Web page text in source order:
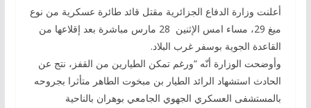
أعلنت وزارة الدفاع الجزائرية مقتل قائد طائرة عسكرية من نوع
ميغ 29، مساء امس الإثنين 28 مارس مباشرة بعد إقلاعها من
القاعدة الجوية بوسفر غرب البلاد.
وأوضحت الوزارة أنّه “ورغم تمكن الطيارين من القفز، نتج عن
الحادث استشهاد الرائد الطيار بن مبخوت الطاهر متأثرا بجروحه
بالمستشفى العسكري الجهوي الجامعي بوهران بالناحية